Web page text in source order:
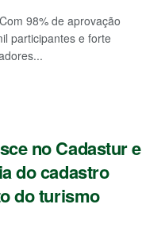
98% de aprovação
participantes e forte
no Cadastur e
do cadastro
do turismo